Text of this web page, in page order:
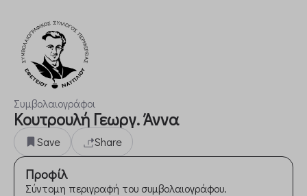
Συμβολαιογράφοι
Κουτρουλή Γεωργ. Άννα
Save Share
Προφίλ
Σύντομη περιγραφή του συμβολαιογράφου.